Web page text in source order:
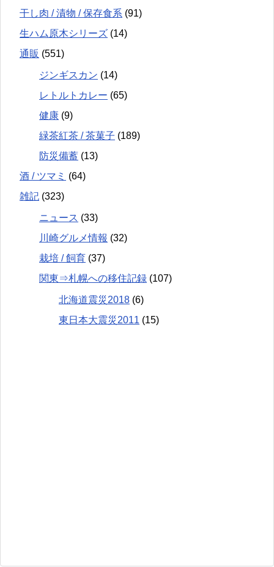
干し肉 / 漬物 / 保存食系 (91)
生ハム原木シリーズ (14)
通販 (551)
ジンギスカン (14)
レトルトカレー (65)
健康 (9)
緑茶紅茶 / 茶菓子 (189)
防災備蓄 (13)
酒 / ツマミ (64)
雑記 (323)
ニュース (33)
川崎グルメ情報 (32)
栽培 / 飼育 (37)
関東⇒札幌への移住記録 (107)
北海道震災2018 (6)
東日本大震災2011 (15)